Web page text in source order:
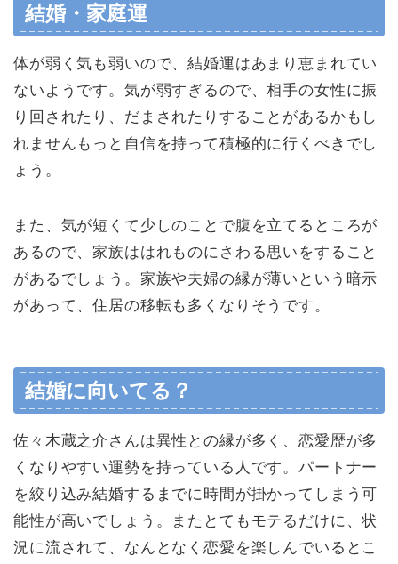
結婚・家庭運
体が弱く気も弱いので、結婚運はあまり恵まれてい
ないようです。気が弱すぎるので、相手の女性に振
り回されたり、だまされたりすることがあるかもし
れませんもっと自信を持って積極的に行くべきでし
ょう。
また、気が短くて少しのことで腹を立てるところが
あるので、家族ははれものにさわる思いをすること
があるでしょう。家族や夫婦の縁が薄いという暗示
があって、住居の移転も多くなりそうです。
結婚に向いてる？
佐々木蔵之介さんは異性との縁が多く、恋愛歴が多
くなりやすい運勢を持っている人です。パートナー
を絞り込み結婚するまでに時間が掛かってしまう可
能性が高いでしょう。またとてもモテるだけに、状
況に流されて、なんとなく恋愛を楽しんでいるとこ